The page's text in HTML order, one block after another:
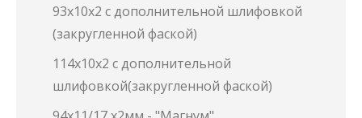
93х10х2 с дополнительной шлифовкой
(закругленной фаской)
114х10х2 с дополнительной
шлифовкой(закругленной фаской)